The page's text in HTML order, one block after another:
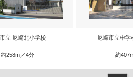
立 尼崎北小学校
約258m／4分
尼崎市立中
約